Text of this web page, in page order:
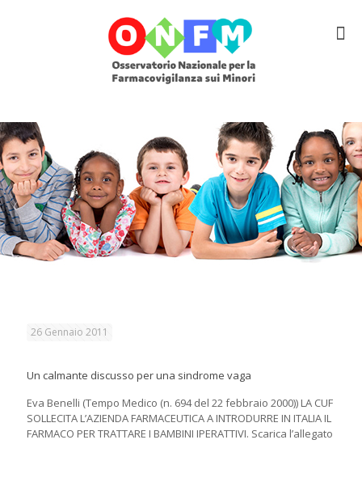
26 Gennaio 2011
Un calmante discusso per una sindrome vaga
Eva Benelli (Tempo Medico (n. 694 del 22 febbraio 2000)) LA CUF
SOLLECITA L’AZIENDA FARMACEUTICA A INTRODURRE IN ITALIA IL
FARMACO PER TRATTARE I BAMBINI IPERATTIVI. Scarica l’allegato